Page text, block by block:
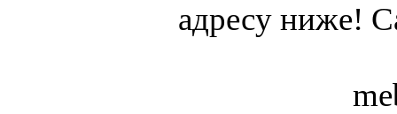
адресу ниже!